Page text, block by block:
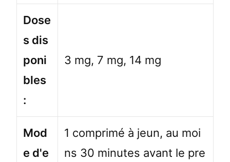
Dose
s dis
poni
bles
:
3 mg, 7 mg, 14 mg
Mod
e d'e
1 comprimé à jeun, au moi
ns 30 minutes avant le pre